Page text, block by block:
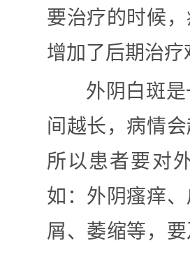
要治疗的时候
增加了后期治疗
外阴白斑
间越长，病情
所以患者要对
如：外阴瘙痒
屑、萎缩等，